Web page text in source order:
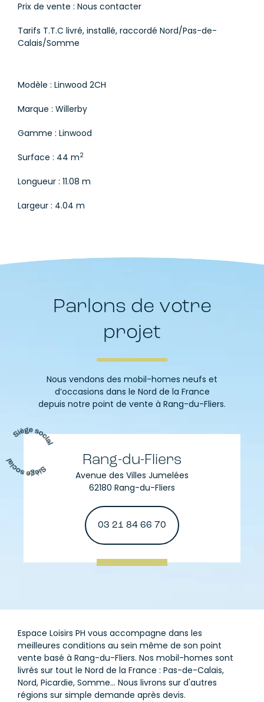
Prix de vente : Nous contacter
Tarifs T.T.C livré, installé, raccordé Nord/Pas-de-
Calais/Somme
Modèle : Linwood 2CH
Marque : Willerby
Gamme : Linwood
Surface : 44 m2
Longueur : 11.08 m
Largeur : 4.04 m
Parlons de votre
projet
Nous vendons des mobil-homes neufs et
d’occasions dans le Nord de la France
depuis notre point de vente à Rang-du-Fliers.
Rang-du-Fliers
Avenue des Villes Jumelées
62180 Rang-du-Fliers
03 21 84 66 70
Espace Loisirs PH vous accompagne dans les
meilleures conditions au sein même de son point
vente basé à Rang-du-Fliers. Nos mobil-homes sont
livrés sur tout le Nord de la France : Pas-de-Calais,
Nord, Picardie, Somme... Nous livrons sur d'autres
régions sur simple demande après devis.